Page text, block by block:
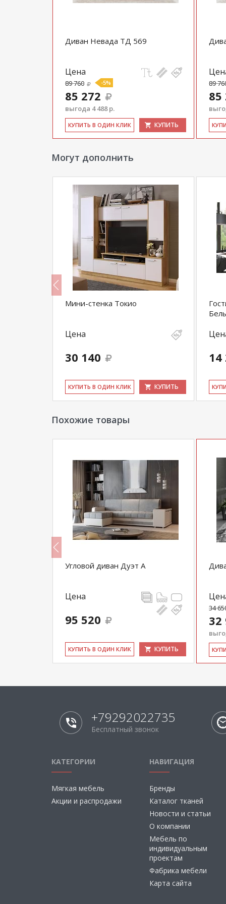
Диван Невада ТД 569
Цена
89 760 -5%
85 272
выгода 4 488 р.
КУ­ПИТЬ В ОДИН КЛИК КУПИТЬ
89
85
Могут дополнить
Мини-стенка Токио
Цена
30 140
КУ­ПИТЬ В ОДИН КЛИК КУПИТЬ
14
Похожие товары
Угловой диван Дуэт А
Цена
95 520
КУ­ПИТЬ В ОДИН КЛИК КУПИТЬ
34
32
+79292022735
Бесплатный звонок
КАТЕГОРИИ
Мягкая мебель
Акции и распродажи
НАВИГАЦИЯ
Бренды
Каталог тканей
Новости и статьи
О компании
Мебель по
индивидуальным
проектам
Фабрика мебели
Карта сайта